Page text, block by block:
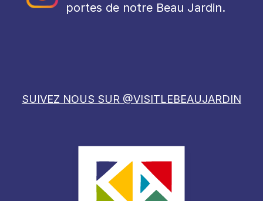
portes de notre Beau Jardin.
SUIVEZ NOUS SUR @VISITLEBEAUJARDIN